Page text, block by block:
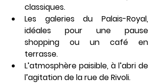
classiques.
Les galeries du Palais-Royal,
idéales pour une pause
shopping ou un café en
terrasse.
L’atmosphère paisible, à l’abri de
l’agitation de la rue de Rivoli.